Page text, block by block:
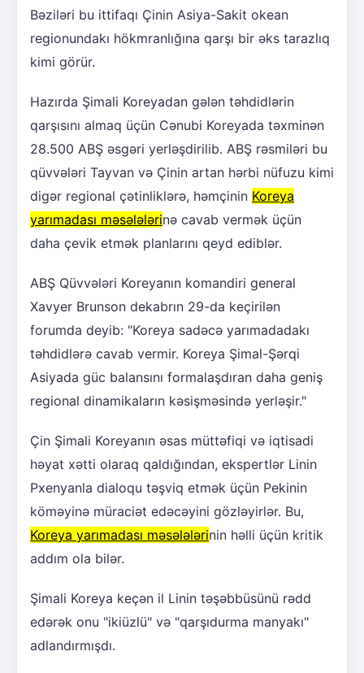
Bəziləri bu ittifaqı Çinin Asiya-Sakit okean
regionundakı hökmranlığına qarşı bir əks tarazlıq
kimi görür.
Hazırda Şimali Koreyadan gələn təhdidlərin
qarşısını almaq üçün Cənubi Koreyada təxminən
28.500 ABŞ əsgəri yerləşdirilib. ABŞ rəsmiləri bu
qüvvələri Tayvan və Çinin artan hərbi nüfuzu kimi
digər regional çətinliklərə, həmçinin Koreya
yarımadası məsələlərinə cavab vermək üçün
daha çevik etmək planlarını qeyd ediblər.
ABŞ Qüvvələri Koreyanın komandiri general
Xavyer Brunson dekabrın 29-da keçirilən
forumda deyib: "Koreya sadəcə yarımadadakı
təhdidlərə cavab vermir. Koreya Şimal-Şərqi
Asiyada güc balansını formalaşdıran daha geniş
regional dinamikaların kəsişməsində yerləşir."
Çin Şimali Koreyanın əsas müttəfiqi və iqtisadi
həyat xətti olaraq qaldığından, ekspertlər Linin
Pxenyanla dialoqu təşviq etmək üçün Pekinin
köməyinə müraciət edəcəyini gözləyirlər. Bu,
Koreya yarımadası məsələlərinin həlli üçün kritik
addım ola bilər.
Şimali Koreya keçən il Linin təşəbbüsünü rədd
edərək onu "ikiüzlü" və "qarşıdurma manyakı"
adlandırmışdı.